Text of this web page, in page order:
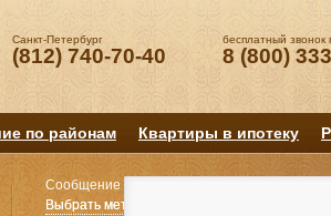
Санкт-Петербург
(812) 740-70-40
бесплатный звонок
8 (800)
по районам Квартиры в ипотеку
Выбрать метро
Выбрать метро
Сообщение